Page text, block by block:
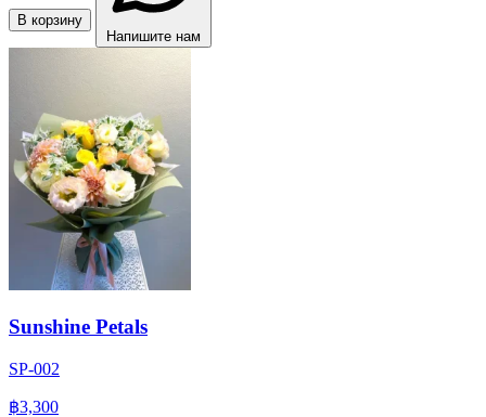
В корзину
Напишите нам
Sunshine Petals
SP-002
฿3,300